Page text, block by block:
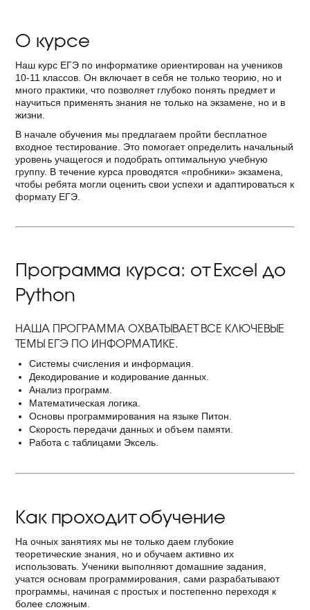
О курсе
Наш курс ЕГЭ по информатике ориентирован на учеников
10-11 классов. Он включает в себя не только теорию, но и
много практики, что позволяет глубоко понять предмет и
научиться применять знания не только на экзамене, но и в
жизни.
В начале обучения мы предлагаем пройти бесплатное
входное тестирование. Это помогает определить начальный
уровень учащегося и подобрать оптимальную учебную
группу. В течение курса проводятся «пробники» экзамена,
чтобы ребята могли оценить свои успехи и адаптироваться к
формату ЕГЭ.
Программа курса: от Excel до
Python
НАША ПРОГРАММА ОХВАТЫВАЕТ ВСЕ КЛЮЧЕВЫЕ
ТЕМЫ ЕГЭ ПО ИНФОРМАТИКЕ.
Системы счисления и информация.
Декодирование и кодирование данных.
Анализ программ.
Математическая логика.
Основы программирования на языке Питон.
Скорость передачи данных и объем памяти.
Работа с таблицами Эксель.
Как проходит обучение
На очных занятиях мы не только даем глубокие
теоретические знания, но и обучаем активно их
использовать. Ученики выполняют домашние задания,
учатся основам программирования, сами разрабатывают
программы, начиная с простых и постепенно переходя к
более сложным.